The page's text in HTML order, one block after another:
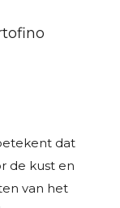
dat
de kust en
van het